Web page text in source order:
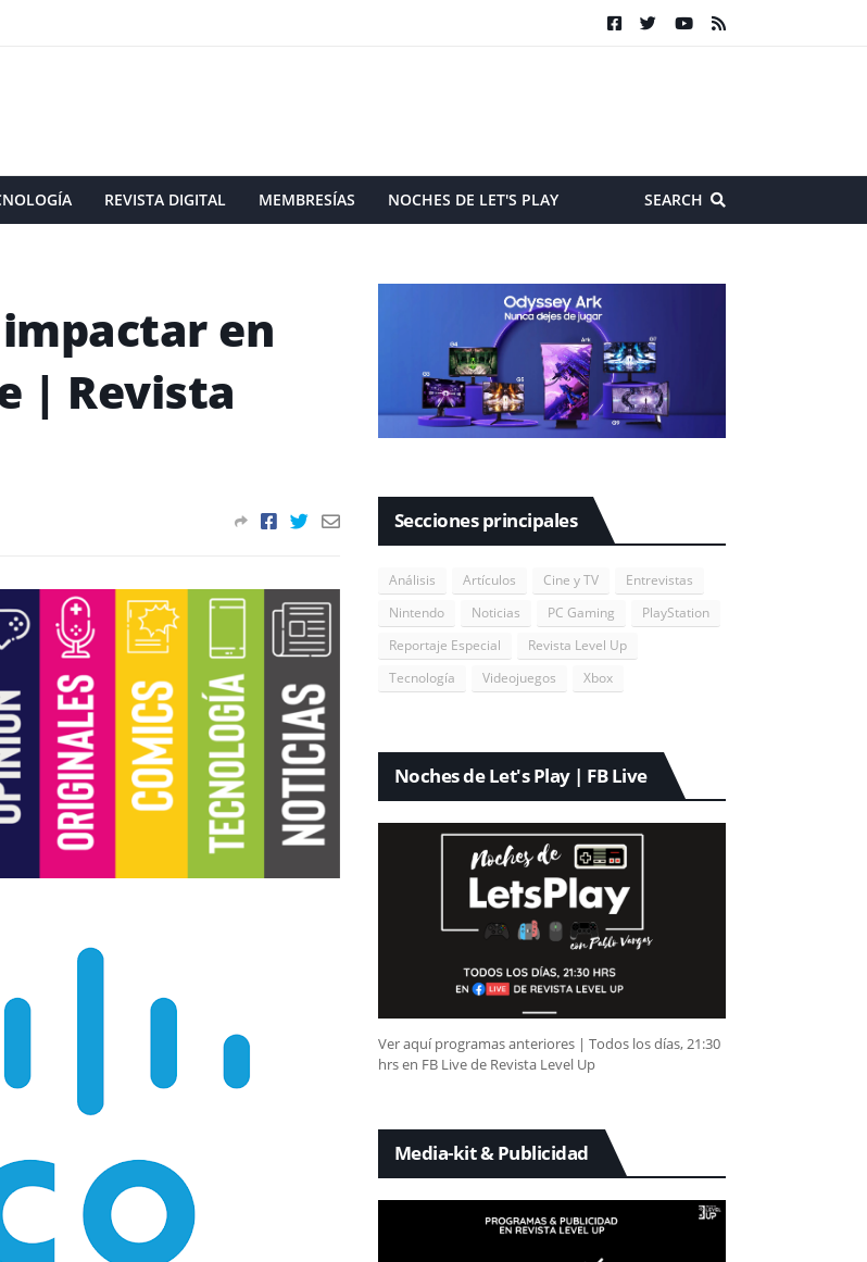
REVISTA DIGITAL MEMBRESÍAS NOCHES DE LET'S PLAY SEARCH
en
| Revista
Secciones principales
Análisis Artículos Cine y TV
Entrevistas
Nintendo
Noticias PC Gaming
PlayStation
Reportaje Especial
Revista Level Up
Tecnología
Videojuegos Xbox
Noches de Let's Play | FB Live
Ver aquí programas anteriores | Todos los días, 21:30
hrs en FB Live de Revista Level Up
Media-kit & Publicidad